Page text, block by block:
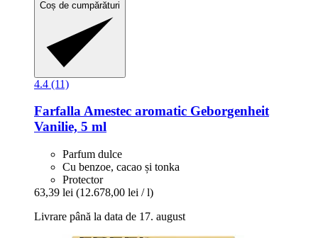
Coș de cumpărături
4.4 (11)
FarfallaAmestec aromatic Geborgenheit
Vanilie, 5 ml
Parfum dulce
Cu benzoe, cacao și tonka
Protector
63,39 lei (12.678,00 lei / l)
Livrare până la data de 17. august